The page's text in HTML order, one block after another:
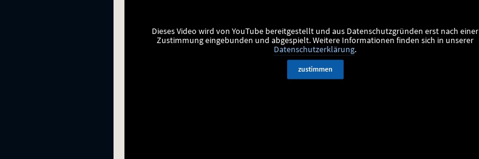
Dieses Video wird von YouTube bereitgestellt und aus Datenschutzgründen erst nach einer
Zustimmung eingebunden und abgespielt.Weitere Informationen finden sich in unserer
Datenschutzerklärung.
zustimmen